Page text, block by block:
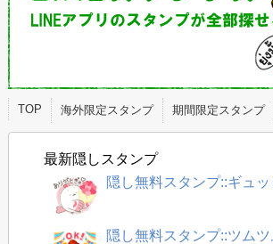
TOP 海外限定スタンプ 期間限定スタンプ
最新隠しスタンプ
隠し無料スタンプ::ギュッ
隠し無料スタンプ::ツム